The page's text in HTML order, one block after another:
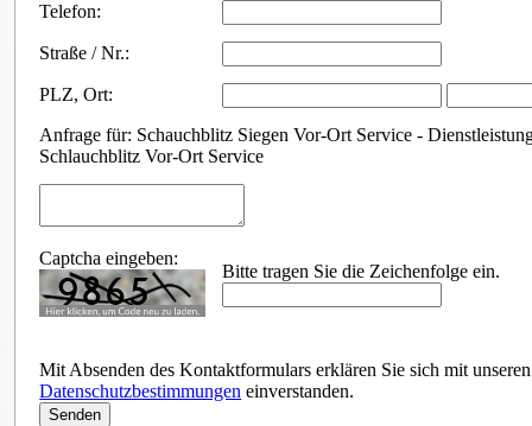
Telefon:
Straße / Nr.:
PLZ,Ort:
Anfrage für: Schauchblitz Siegen Vor-Ort Service -
Schlauchblitz Vor-Ort Service
Captcha eingeben:
Bitte tragen Sie die Zeichenfolge ein.
Mit Absenden des Kontaktformulars erklären Sie sich mit unseren
Datenschutzbestimmungen einverstanden.